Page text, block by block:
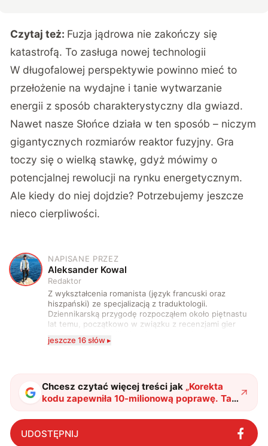
Czytaj też: Fuzja jądrowa nie zakończy się
katastrofą. To zasługa nowej technologii
W długofalowej perspektywie powinno mieć to
przełożenie na wydajne i tanie wytwarzanie
energii z sposób charakterystyczny dla gwiazd.
Nawet nasze Słońce działa w ten sposób – niczym
gigantycznych rozmiarów reaktor fuzyjny. Gra
toczy się o wielką stawkę, gdyż mówimy o
potencjalnej rewolucji na rynku energetycznym.
Ale kiedy do niej dojdzie? Potrzebujemy jeszcze
nieco cierpliwości.
A
NAPISANE PRZEZ
Aleksander Kowal
Redaktor
Z wykształcenia romanista (język francuski oraz
hiszpański) ze specjalizacją z traduktologii.
Dziennikarską przygodę rozpocząłem około piętnastu
lat temu, początkowo w związku z recenzjami gier
komputerowych i filmów. Obecnie publikuję
zdecydowanie częściej na tematy związane z nauką
także uprawiać oraz oglądać sport.
jeszcze 16 słów ▸
Chcesz czytać więcej treści jak „Korekta
kodu zapewniła 10-milionową poprawę. Tak
usprawnili nagrzewanie plazmy"?
UDOSTĘPNIJ